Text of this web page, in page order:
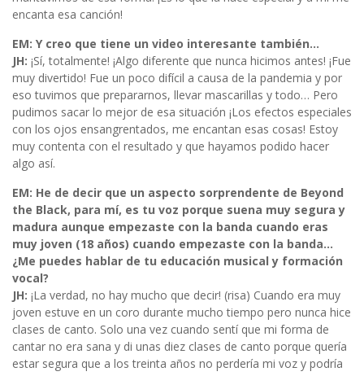
encanta esa canción!
EM: Y creo que tiene un video interesante también…
JH: ¡Sí, totalmente! ¡Algo diferente que nunca hicimos antes! ¡Fue
muy divertido! Fue un poco difícil a causa de la pandemia y por
eso tuvimos que prepararnos, llevar mascarillas y todo… Pero
pudimos sacar lo mejor de esa situación ¡Los efectos especiales
con los ojos ensangrentados, me encantan esas cosas! Estoy
muy contenta con el resultado y que hayamos podido hacer
algo así.
EM: He de decir que un aspecto sorprendente de Beyond
the Black, para mí, es tu voz porque suena muy segura y
madura aunque empezaste con la banda cuando eras
muy joven (18 años) cuando empezaste con la banda…
¿Me puedes hablar de tu educación musical y formación
vocal?
JH: ¡La verdad, no hay mucho que decir! (risa) Cuando era muy
joven estuve en un coro durante mucho tiempo pero nunca hice
clases de canto. Solo una vez cuando sentí que mi forma de
cantar no era sana y di unas diez clases de canto porque quería
estar segura que a los treinta años no perdería mi voz y podría